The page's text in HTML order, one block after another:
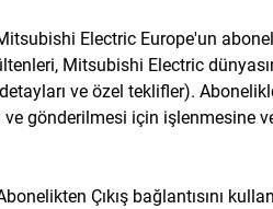
Electric Europe'un
Mitsubishi Electric
ve özel teklifler).
gönderilmesi için işlenmesine
Çıkış bağlantısını